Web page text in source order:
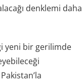
denklemi daha
yeni bir gerilimde